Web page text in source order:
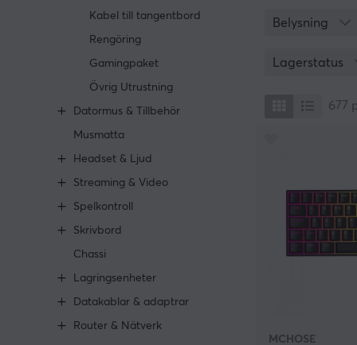
Kabel till tangentbord
Rengöring
Gamingpaket
Övrig Utrustning
Datormus & Tillbehör
Musmatta
Headset & Ljud
Streaming & Video
Spelkontroll
Skrivbord
Chassi
Lagringsenheter
Datakablar & adaptrar
Router & Nätverk
men har taktil
på sitt
numpad) och
när man
Belysning
Lagerstatus
677
MCHOSE